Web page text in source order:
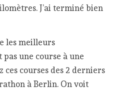
J’ai terminé bien
les meilleurs
une course à une
courses des 2 derniers
à Berlin. On voit